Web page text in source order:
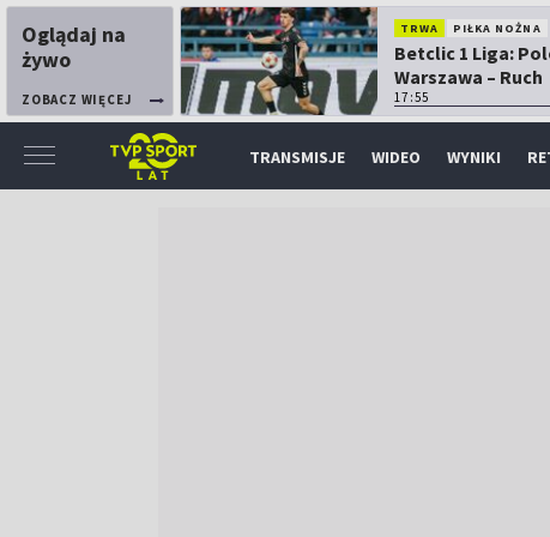
Oglądaj na
żywo
ZOBACZ WIĘCEJ
TRWA PIŁKA NOŻNA
Betclic 1 Liga:
Warszawa – Ruch
Chorzów
17:55
TRANSMISJE WIDEO WYNIKI